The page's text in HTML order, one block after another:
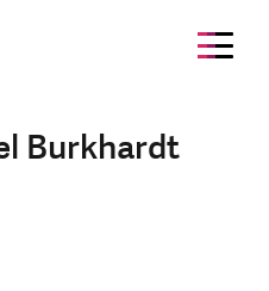
Burkhardt